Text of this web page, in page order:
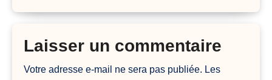
Laisser un commentaire
Votre adresse e-mail ne sera pas publiée. Les